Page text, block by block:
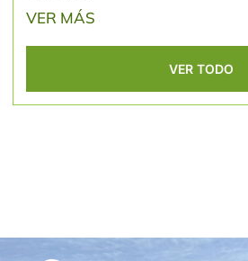
VER MÁS
VER TODO